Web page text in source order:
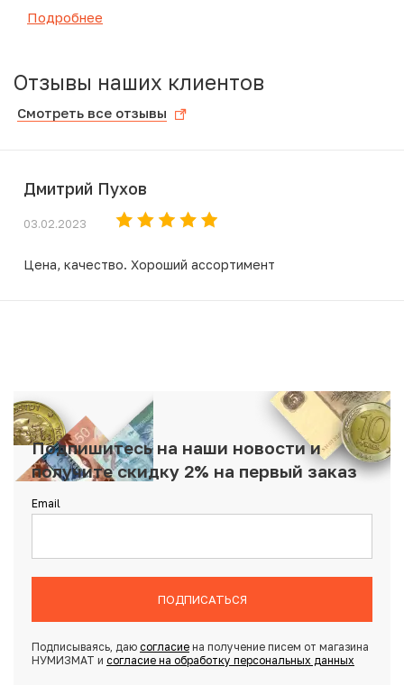
Подробнее
Отзывы наших клиентов
Смотреть все отзывы
Дмитрий Пухов
03.02.2023
Цена, качество. Хороший ассортимент
Подпишитесь на наши новости и
получите скидку 2% на первый заказ
Email
ПОДПИСАТЬСЯ
Подписываясь, даю согласиена получение писем от магазина
НУМИЗМАТ и согласие на обработку персональных данных